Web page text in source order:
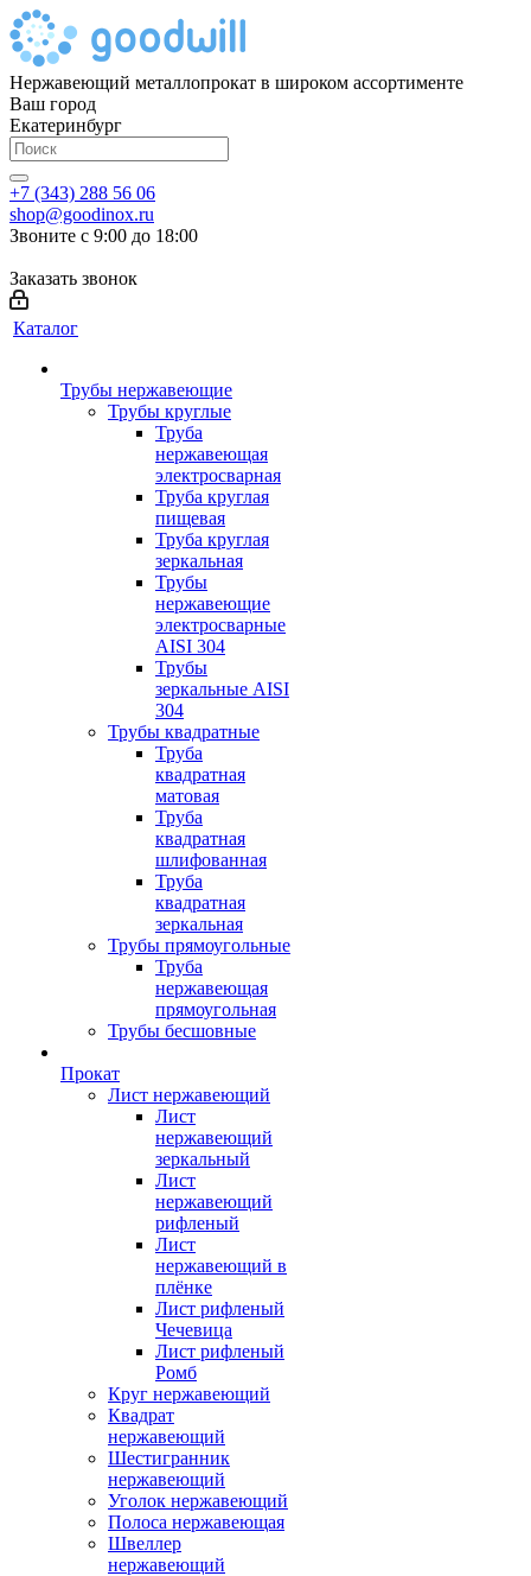
Нержавеющий металлопрокат в широком ассортименте
Ваш город
Екатеринбург
+7 (343) 288 56 06
shop@goodinox.ru
Звоните с 9:00 до 18:00
Заказать звонок
Каталог
Трубы нержавеющие
Трубы круглые
Труба
нержавеющая
электросварная
Труба круглая
пищевая
Труба круглая
зеркальная
Трубы
нержавеющие
электросварные
AISI 304
Трубы
зеркальные AISI
304
Трубы квадратные
Труба
квадратная
матовая
Труба
квадратная
шлифованная
Труба
квадратная
зеркальная
Трубы прямоугольные
Труба
нержавеющая
прямоугольная
Трубы бесшовные
Прокат
Лист нержавеющий
Лист
нержавеющий
зеркальный
Лист
нержавеющий
рифленый
Лист
нержавеющий в
плёнке
Лист рифленый
Чечевица
Лист рифленый
Ромб
Круг нержавеющий
Квадрат
нержавеющий
Шестигранник
нержавеющий
Уголок нержавеющий
Полоса нержавеющая
Швеллер
нержавеющий